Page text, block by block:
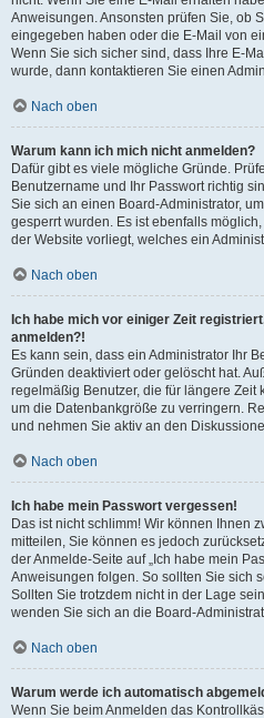
Anweisungen. Ansonsten prüfen Sie, ob
eingegeben haben oder die E-Mail von
Wenn Sie sich sicher sind, dass Ihre E-
wurde, dann kontaktieren Sie einen
Nach oben
Warum kann ich mich nicht anmelden?
Dafür gibt es viele mögliche Gründe.
Benutzername und Ihr Passwort richtig
Sie sich an einen Board-Administrator,
gesperrt wurden. Es ist ebenfalls
der Website vorliegt, welches ein
Nach oben
Ich habe mich vor einiger Zeit
anmelden?!
Es kann sein, dass ein Administrator Ihr
Gründen deaktiviert oder gelöscht hat.
regelmäßig Benutzer, die für längere
um die Datenbankgröße zu verringern.
und nehmen Sie aktiv an den
Nach oben
Ich habe mein Passwort vergessen!
Das ist nicht schlimm! Wir können Ihnen
mitteilen, Sie können es jedoch
der Anmelde-Seite auf „Ich habe mein
Anweisungen folgen. So sollten Sie sich
Sollten Sie trotzdem nicht in der Lage
wenden Sie sich an die Board-
Nach oben
Warum werde ich automatisch
Wenn Sie beim Anmelden das